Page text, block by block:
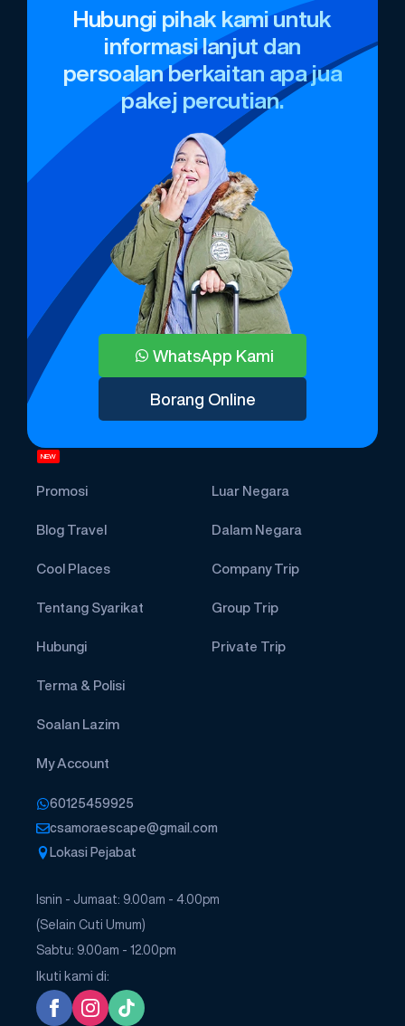
Hubungi pihak kami untuk
informasi lanjut dan
persoalan berkaitan apa jua
pakej percutian.
WhatsApp Kami
Borang Online
Luar Negara
Dalam Negara
Company Trip
Group Trip
Private Trip
Promosi
NEW
Blog Travel
Cool Places
Tentang Syarikat
Hubungi
Terma & Polisi
Soalan Lazim
My Account
60125459925
csamoraescape@gmail.com
Lokasi Pejabat
Isnin - Jumaat: 9.00am - 4.00pm
(Selain Cuti Umum)
Sabtu: 9.00am - 12.00pm
Ikuti kami di: